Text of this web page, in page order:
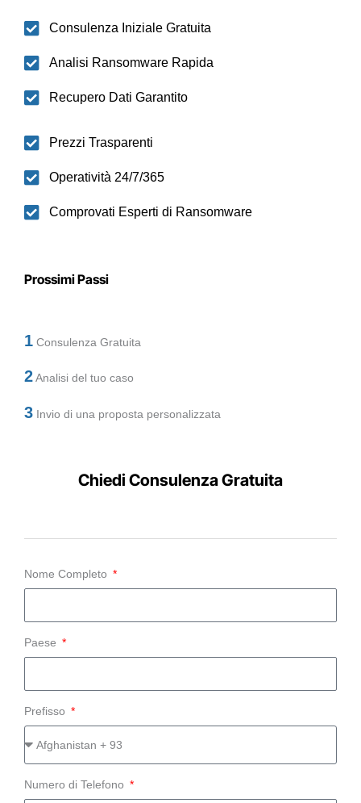
Consulenza Iniziale Gratuita
Analisi Ransomware Rapida
Recupero Dati Garantito
Prezzi Trasparenti
Operatività 24/7/365
Comprovati Esperti di Ransomware
Prossimi Passi
1 Consulenza Gratuita
2Analisi del tuo caso
3 Invio di una proposta personalizzata
Chiedi Consulenza Gratuita
Nome Completo
Paese
Prefisso
Numero di Telefono